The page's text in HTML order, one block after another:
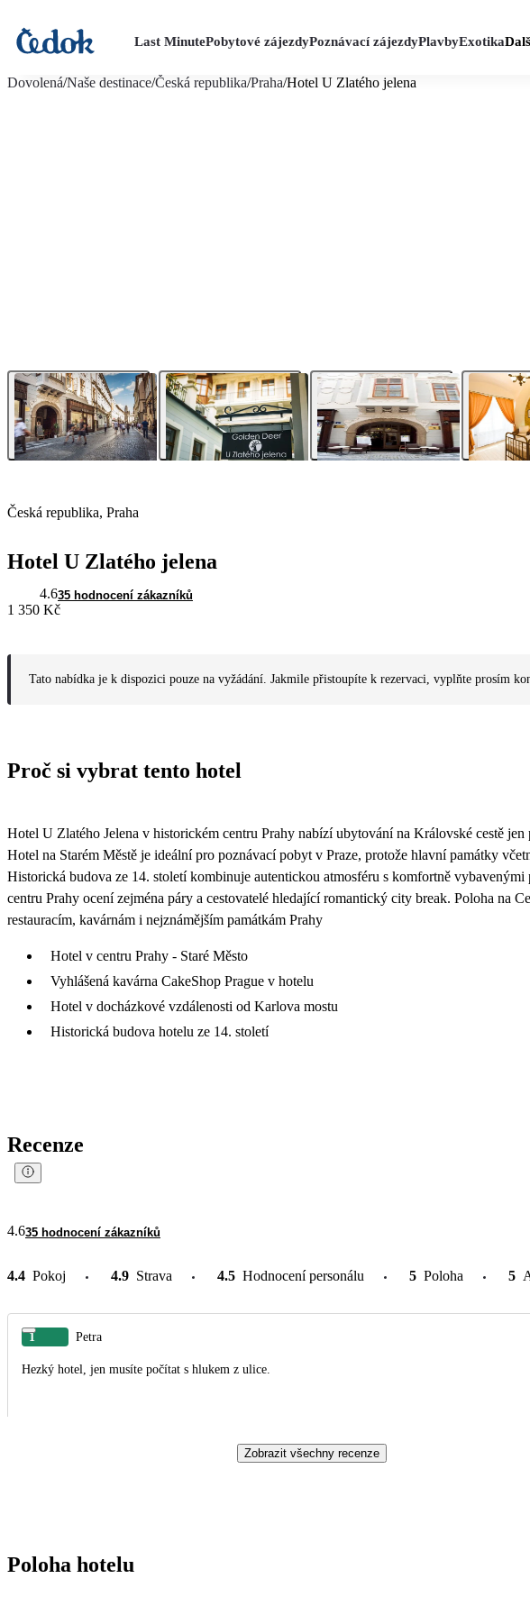
Last MinutePobytové zájezdyPoznávací zájezdyPlavbyExotika
Dovolená/Naše destinace/Česká republika/Praha/Hotel U Zlatého jelena
Česká republika, Praha
Hotel U Zlatého jelena
4.635 hodnocení zákazníků
1 350 Kč
Tato nabídka je k dispozici pouze na vyžádání. Jakmile přistoupíte k rezervaci, vyplňte prosím
Proč si vybrat tento hotel
Hotel U Zlatého Jelena v historickém centru Prahy nabízí ubytování na Královské cestě jen
Hotel na Starém Městě je ideální pro poznávací pobyt v Praze, protože hlavní památky
Historická budova ze 14. století kombinuje autentickou atmosféru s komfortně
centru Prahy ocení zejména páry a cestovatelé hledající romantický city break. Poloha na
restauracím, kavárnám i nejznámějším památkám Prahy
Hotel v centru Prahy - Staré Město
Vyhlášená kavárna CakeShop Prague v hotelu
Hotel v docházkové vzdálenosti od Karlova mostu
Historická budova hotelu ze 14. století
Recenze
4.635 hodnocení zákazníků
4.4 Pokoj 4.9 Strava 4.5 Hodnocení personálu 5 Poloha 5
1 Petra
Hezký hotel, jen musíte počítat s hlukem z ulice.
Zobrazit všechny recenze
Poloha hotelu